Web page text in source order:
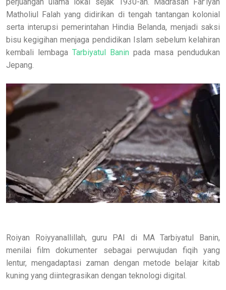
perjuangan ulama lokal sejak 1930-an. Madrasah Far’iyah
Matholiul Falah yang didirikan di tengah tantangan kolonial
serta interupsi pemerintahan Hindia Belanda, menjadi saksi
bisu kegigihan menjaga pendidikan Islam sebelum kelahiran
kembali lembaga Tarbiyatul Banin pada masa pendudukan
Jepang.
Roiyan Roiyyanallillah, guru PAI di MA Tarbiyatul Banin,
menilai film dokumenter sebagai perwujudan fiqih yang
lentur, mengadaptasi zaman dengan metode belajar kitab
kuning yang diintegrasikan dengan teknologi digital.